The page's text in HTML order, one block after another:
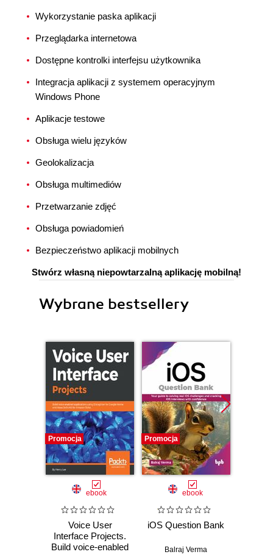
Wykorzystanie paska aplikacji
Przeglądarka internetowa
Dostępne kontrolki interfejsu użytkownika
Integracja aplikacji z systemem operacyjnym
Windows Phone
Aplikacje testowe
Obsługa wielu języków
Geolokalizacja
Obsługa multimediów
Przetwarzanie zdjęć
Obsługa powiadomień
Bezpieczeństwo aplikacji mobilnych
Stwórz własną niepowtarzalną aplikację mobilną!
Wybrane bestsellery
Promocja
ebook
Voice User
Interface Projects.
Build voice-enabled
Promocja
ebook
iOS Question Bank
Balraj Verma